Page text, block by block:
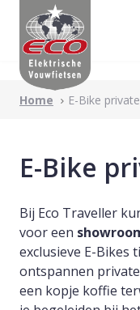
content
Accessoires
Home E-Bike
E-Bike
Bij Eco Traveller
voor een
exclusieve E-Bikes
ontspannen
een kopje koffie